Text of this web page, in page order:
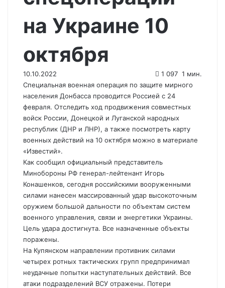
на Украине 10
октября
10.10.2022 1 097 1 мин.
Специальная военная операция по защите мирного
населения Донбасса проводится Россией с 24
февраля. Отследить ход продвижения совместных
войск России, Донецкой и Луганской народных
республик (ДНР и ЛНР), а также посмотреть карту
военных действий на 10 октября можно в материале
«Известий».
Как сообщил официальный представитель
Минобороны РФ генерал-лейтенант Игорь
Конашенков, сегодня российскими вооруженными
силами нанесен массированный удар высокоточным
оружием большой дальности по объектам систем
военного управления, связи и энергетики Украины.
Цель удара достигнута. Все назначенные объекты
поражены.
На Купянском направлении противник силами
четырех ротных тактических групп предпринимал
неудачные попытки наступательных действий. Все
атаки подразделений ВСУ отражены. Потери